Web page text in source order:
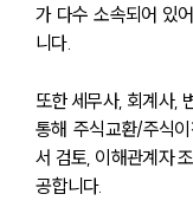
가 다수 소속되어 있
니다.
또한 세무사, 회계사,
통해 주식교환/주식
서 검토, 이해관계자
공합니다.